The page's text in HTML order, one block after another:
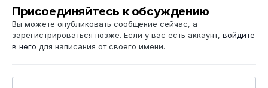
Присоединяйтесь к обсуждению
Вы можете опубликовать сообщение сейчас, а
зарегистрироваться позже. Если у вас есть аккаунт, войдите
в него для написания от своего имени.